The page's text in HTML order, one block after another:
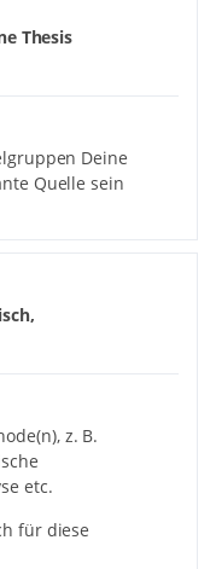
Thesis
Deine
Quelle sein
z. B.
etc.
für diese